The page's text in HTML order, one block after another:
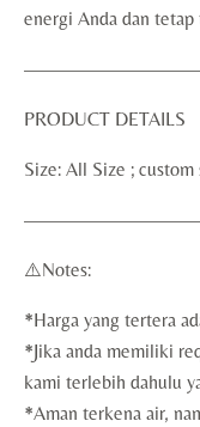
energi Anda dan
PRODUCT DETAILS
Size: All Size ; custom
⚠️Notes:
*Harga yang tertera
*Jika anda memiliki
kami terlebih dahulu
*Aman terkena air,